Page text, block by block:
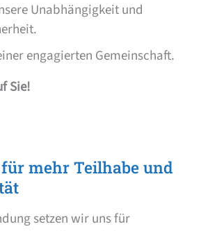
Unabhängigkeit und
engagierten Gemeinschaft.
Sie!
mehr Teilhabe und
setzen wir uns für